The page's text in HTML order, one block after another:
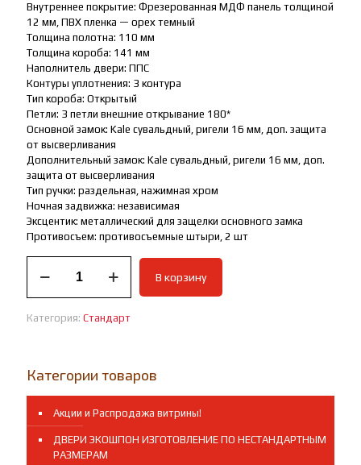
Внутреннее покрытие: Фрезерованная МДФ панель толщиной
12 мм, ПВХ пленка — орех темный
Толщина полотна: 110 мм
Толщина короба: 141 мм
Наполнитель двери: ППС
Контуры уплотнения: 3 контура
Тип короба: Открытый
Петли: 3 петли внешние открывание 180*
Основной замок: Kale сувальдный, ригели 16 мм, доп. защита
от высверливания
Дополнительный замок: Kale сувальдный, ригели 16 мм, доп.
защита от высверливания
Тип ручки: раздельная, нажимная хром
Ночная задвижка: независимая
Эксцентик: металлический для защелки основного замка
Противосъем: противосъемные штыри, 2 шт
товара
стандарт
шоколад
В корзину
Категория: Стандарт
Категории товаров
Акции и Распродажа витрины!
ДВЕРИ ЭКОШПОН ИЗГОТОВЛЕНИЕ ПО НЕСТАНДАРТНЫМ
РАЗМЕРАМ